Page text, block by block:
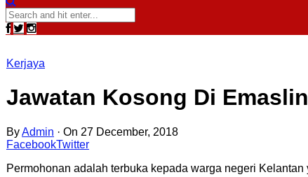
Kerjaya
Jawatan Kosong Di
ByAdmin · On 27 December, 2018
FacebookTwitter
Permohonan adalah terbuka kepada warga negeri